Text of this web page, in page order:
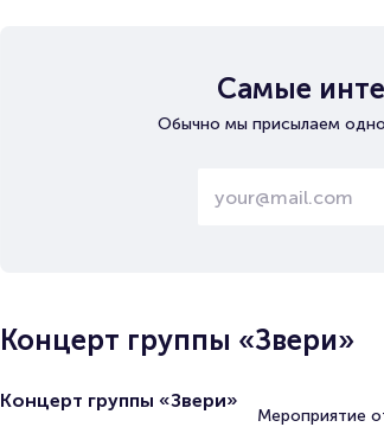
Самые
Обычно мы присылаем
Концерт группы «Звери»
Концерт группы «Звери»
Мероприятие